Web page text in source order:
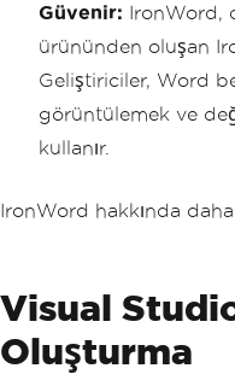
Güvenir: IronWord,
ürününden oluşan
Geliştiriciler, Word
görüntülemek ve
kullanır.
IronWord hakkında
Visual
Oluşturma